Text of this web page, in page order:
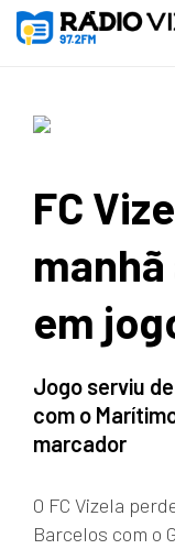
FC
em
Jogo serviu
com o
marcador
O FC Vizela
Barcelos com o